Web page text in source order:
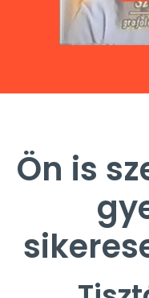
Ön is